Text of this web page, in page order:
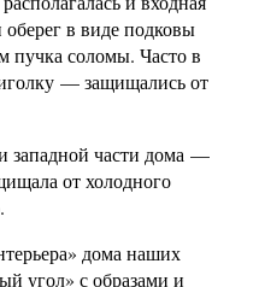
оберег в виде подковы
пучка соломы. Часто в
— защищались от
западной части дома —
от холодного
дома наших
угол» с образами и